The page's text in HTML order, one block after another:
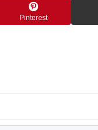
Pinterest